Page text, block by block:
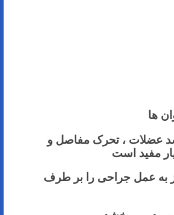
ها
عضلات ، تحرک مفاصل و
مفید است
به عمل جراحی را بر طرف